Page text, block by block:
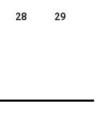
28 29